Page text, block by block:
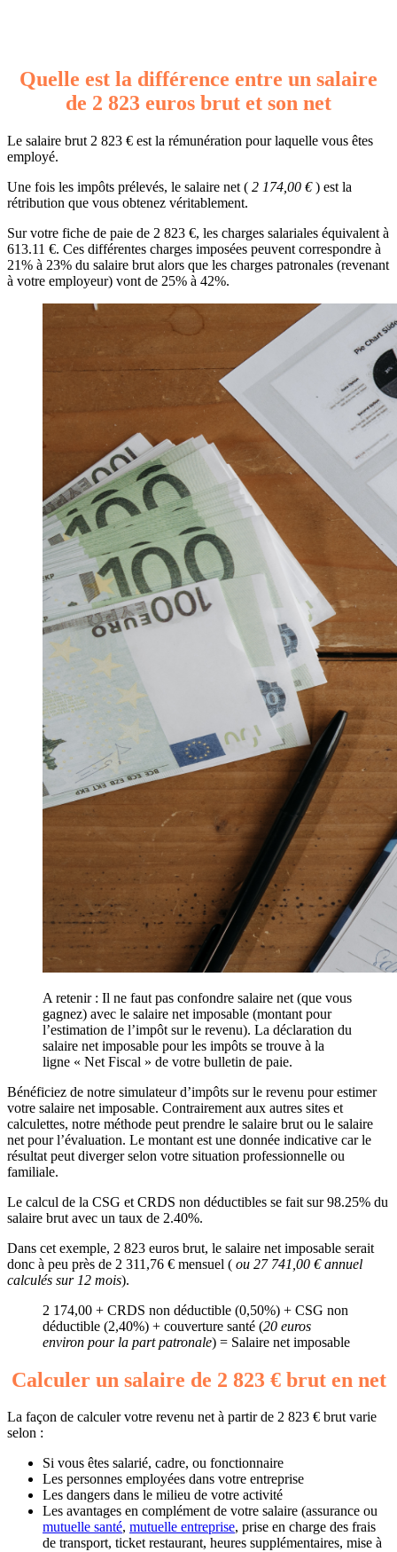
Quelle est la différence entre un salaire
de 2 823 euros brut et son net
Le salaire brut 2 823 € est la rémunération pour laquelle vous êtes
employé.
Une fois les impôts prélevés, le salaire net ( 2 174,00 €) est la
rétribution que vous obtenez véritablement.
Sur votre fiche de paie de 2 823 €, les charges salariales équivalent à
613.11 €. Ces différentes charges imposées peuvent correspondre à
21% à 23% du salaire brut alors que les charges patronales (revenant
à votre employeur) vont de 25% à 42%.
A retenir : Il ne faut pas confondre salaire net (que vous
gagnez) avec le salaire net imposable (montant pour
l’estimation de l’impôt sur le revenu). La déclaration du
salaire net imposable pour les impôts se trouve à la
ligne « Net Fiscal » de votre bulletin de paie.
Bénéficiez de notre simulateur d’impôts sur le revenu pour estimer
votre salaire net imposable. Contrairement aux autres sites et
calculettes, notre méthode peut prendre le salaire brut ou le salaire
net pour l’évaluation. Le montant est une donnée indicative car le
résultat peut diverger selon votre situation professionnelle ou
familiale.
Le calcul de la CSG et CRDS non déductibles se fait sur 98.25% du
salaire brut avec un taux de 2.40%.
Dans cet exemple, 2 823 euros brut, le salaire net imposable serait
donc à peu près de 2 311,76 € mensuel ( ou 27 741,00 € annuel
calculés sur 12 mois).
2 174,00 + CRDS non déductible (0,50%) + CSG non
déductible (2,40%) + couverture santé (20 euros
environ pour la part patronale) = Salaire net imposable
Calculer un salaire de 2 823 € brut en net
La façon de calculer votre revenu net à partir de 2 823 € brut varie
selon :
Si vous êtes salarié, cadre, ou fonctionnaire
Les personnes employées dans votre entreprise
Les dangers dans le milieu de votre activité
Les avantages en complément de votre salaire (assurance ou
mutuelle santé, mutuelle entreprise, prise en charge des frais
de transport, ticket restaurant, heures supplémentaires, mise à